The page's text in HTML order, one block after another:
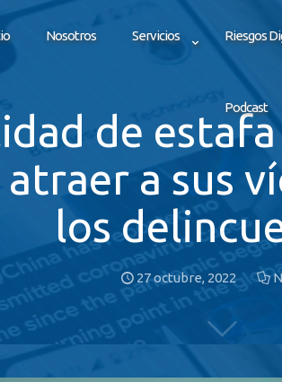
Nosotros Servicios Riesgos
Podcast
de
a sus
los
27 octubre, 2022